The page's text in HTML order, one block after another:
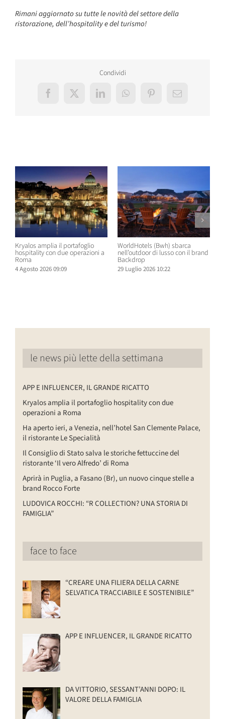
Rimani aggiornato su tutte le novità del settore della
ristorazione, dell’hospitality e del turismo!
Condividi
Facebook
X LinkedInWhatsAppPinterestEmail
Kryalos amplia il portafoglio
hospitality con due operazioni a
Roma
4 Agosto 2026 09:09
WorldHotels (Bwh) sbarca
nell’outdoor di lusso con il brand
Backdrop
29 Luglio 2026 10:22
le news più lette della settimana
APP E INFLUENCER, IL GRANDE RICATTO
Kryalos amplia il portafoglio hospitality con due
operazioni a Roma
Ha aperto ieri, a Venezia, nell’hotel San Clemente Palace,
il ristorante Le Specialità
Il Consiglio di Stato salva le storiche fettuccine del
ristorante ‘Il vero Alfredo’ di Roma
Aprirà in Puglia, a Fasano (Br), un nuovo cinque stelle a
brand Rocco Forte
LUDOVICA ROCCHI: “R COLLECTION? UNA STORIA DI
FAMIGLIA”
face to face
“CREARE UNA FILIERA DELLA CARNE
SELVATICA TRACCIABILE E SOSTENIBILE”
APP E INFLUENCER, IL GRANDE RICATTO
DA VITTORIO, SESSANT’ANNI DOPO: IL
VALORE DELLA FAMIGLIA